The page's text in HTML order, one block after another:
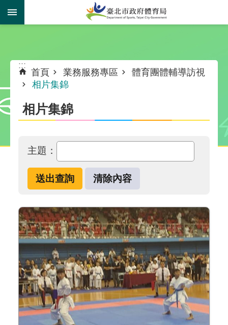
跳到主要內容區塊
:::
首頁 業務服務專區
體育團體輔導訪視
相片集錦
相片集錦
主題：